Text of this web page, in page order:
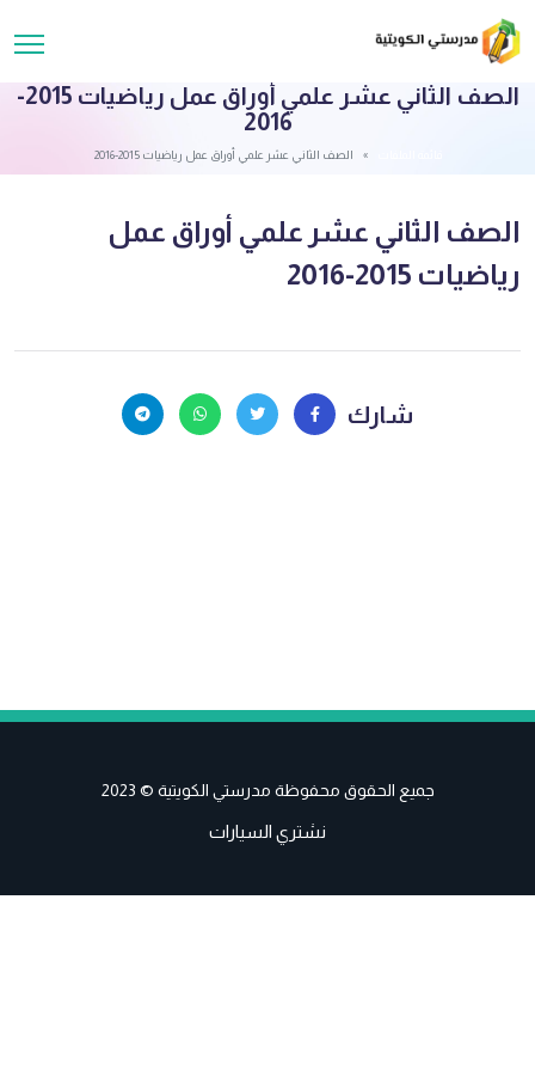
الصف الثاني عشر علمي أوراق عمل رياضيات 2015-
2016
الصف الثاني عشر علمي أوراق عمل رياضيات 2015-2016
الصف الثاني عشر علمي أوراق عمل
رياضيات 2015-2016
شارك
جميع الحقوق محفوظة مدرستي الكويتية © 2023
نشتري السيارات